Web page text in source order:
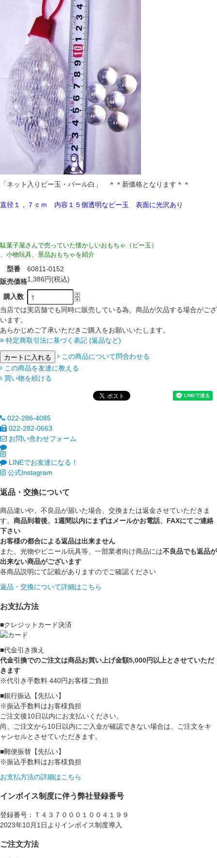
「ネット入りビー玉・パール白」 ＊＊新価格となります＊＊
直径１，７ｃｍ 内容１５個透明なビー玉 表面に光沢あり
駄菓子屋さんで売っていた懐かしいおもちゃ（ビー玉）
、小物玩具、景品おもちゃを紹介
型番
60811-0152
販売価格1,386円(税込)
購入数
当店では実店舗でも同時に販売している為、商品が欠品する場合がござ
います。
あらかじめご了承いただきご購入をお願いいたします。
特定商取引法に基づく表記 (返品など)
この商品について問合わせる
この商品を友達に教える
買い物を続ける
022-286-4085
022-282-0663
お問い合わせフォーム
LINEでお友達になる！
公式Instagram
返品・交換について
商品違いや、不良品が届いた場合、交換または返金させていただきま
す。 商品到着後、1週間以内にまずはメールかお電話、FAXにてご連絡
下さい
お客様の都合による返品は出来ません
また、光物やビニール玩具等、一部業者向け商品には不良品でも返品が
出来ない商品がございます
各商品説明にて記載がありますのでご確認ください
返品・交換について詳細はこちら
お支払方法
■クレジットカード決済
■代金引き換え
代金引換でのご注文は商品お買い上げ金額5,000円以上とさせていただ
きます
※代引き手数料 440円お客様ご負担
■銀行振込【先払い】
※振込手数料はお客様負担
ご注文後10日以内にお支払いください。
尚、ご注文から10日以内にご入金が確認できない場合は、ご注文をキ
ャンセルとさせていただきます。
■郵便振替【先払い】
※振込手数料はお客様負担
お支払方法の詳細はこちら
インボイス制度に伴う弊社登録番号
登録番号：Ｔ４３７０００１００４１９９
2023年10月1日よりインボイス制度導入
ご注文方法